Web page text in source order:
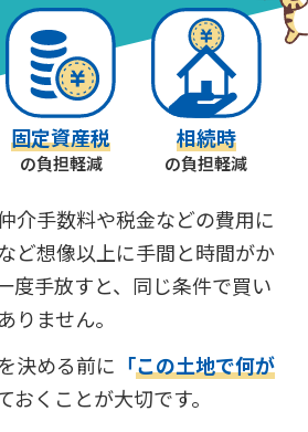
固定資産税
の負担軽減
相続時
の負担軽減
介手数料や税金などの費用に
ど想像以上に手間と時間がか
度手放すと、同じ条件で買い
りません。
決める前に 「この土地で何が
おくことが大切です。